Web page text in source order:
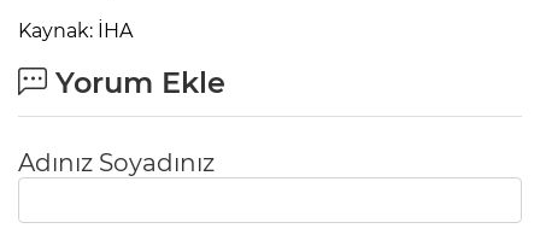
Kaynak: İHA
Yorum Ekle
Adınız Soyadınız